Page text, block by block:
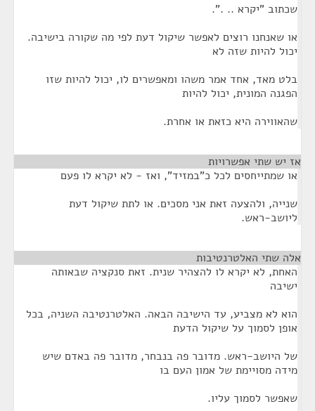
שכתוב "יקרא .. .".
או שאנחנו רוצים לאפשר שיקול דעת לפי מה שקורה בישיבה.
יכול להיות שזה לא
בלט מאד, אחד אמר משהו ומאפשרים לו, יכול להיות שזו
הפגנה המונית, יכול להיות
שהאווירה היא כזאת או אחרת.
אז יש שתי אפשרויות
או שמתייחסים לכל כ"במזיד", ואז - לא יקרא לו פעם
שנייה, ולהצעה זאת אני מסכים. או לתת שיקול דעת
ליושב-ראש.
אלה שתי האלטרנטיבות
האחת, לא יקרא לו להצהיר שנית. זאת סנקציה שבאותה
ישיבה
הוא לא מצביע, עד הישיבה הבאה. האלטרנטיבה השניה, בכל
אופן לסמוך על שיקול הדעת
של היושב-ראש. מדובר פה בנבחר, מדובר פה באדם שיש
מידה מסויימת של אמון העם בו
שאפשר לסמוך עליו.